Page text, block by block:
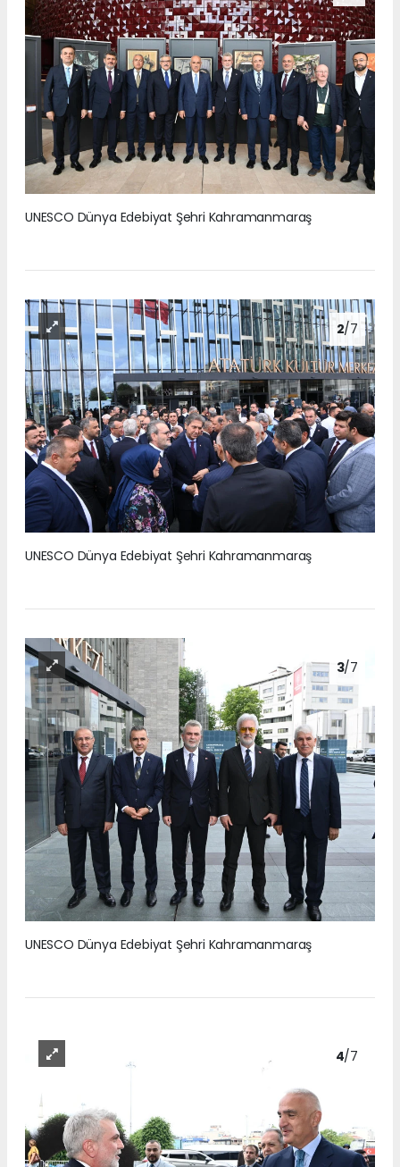
UNESCO Dünya Edebiyat Şehri Kahramanmaraş
2/7
UNESCO Dünya Edebiyat Şehri Kahramanmaraş
3/7
UNESCO Dünya Edebiyat Şehri Kahramanmaraş
4/7